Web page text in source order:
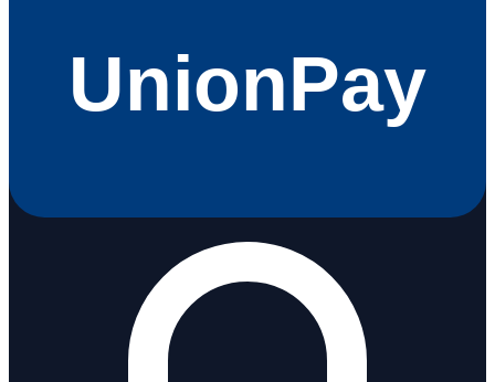
UnionPay